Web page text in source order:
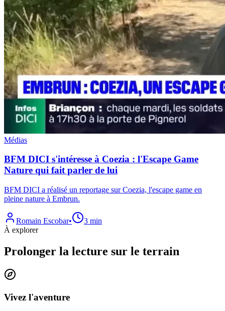
Médias
BFM DICI s'intéresse à Coezia : l'Escape Game
Nature qui fait parler de lui
BFM DICI a réalisé un reportage sur Coezia, l'escape game en
pleine nature à Embrun.
Romain Escobar•
3 min
À explorer
Prolonger la lecture sur le terrain
Vivez l'aventure